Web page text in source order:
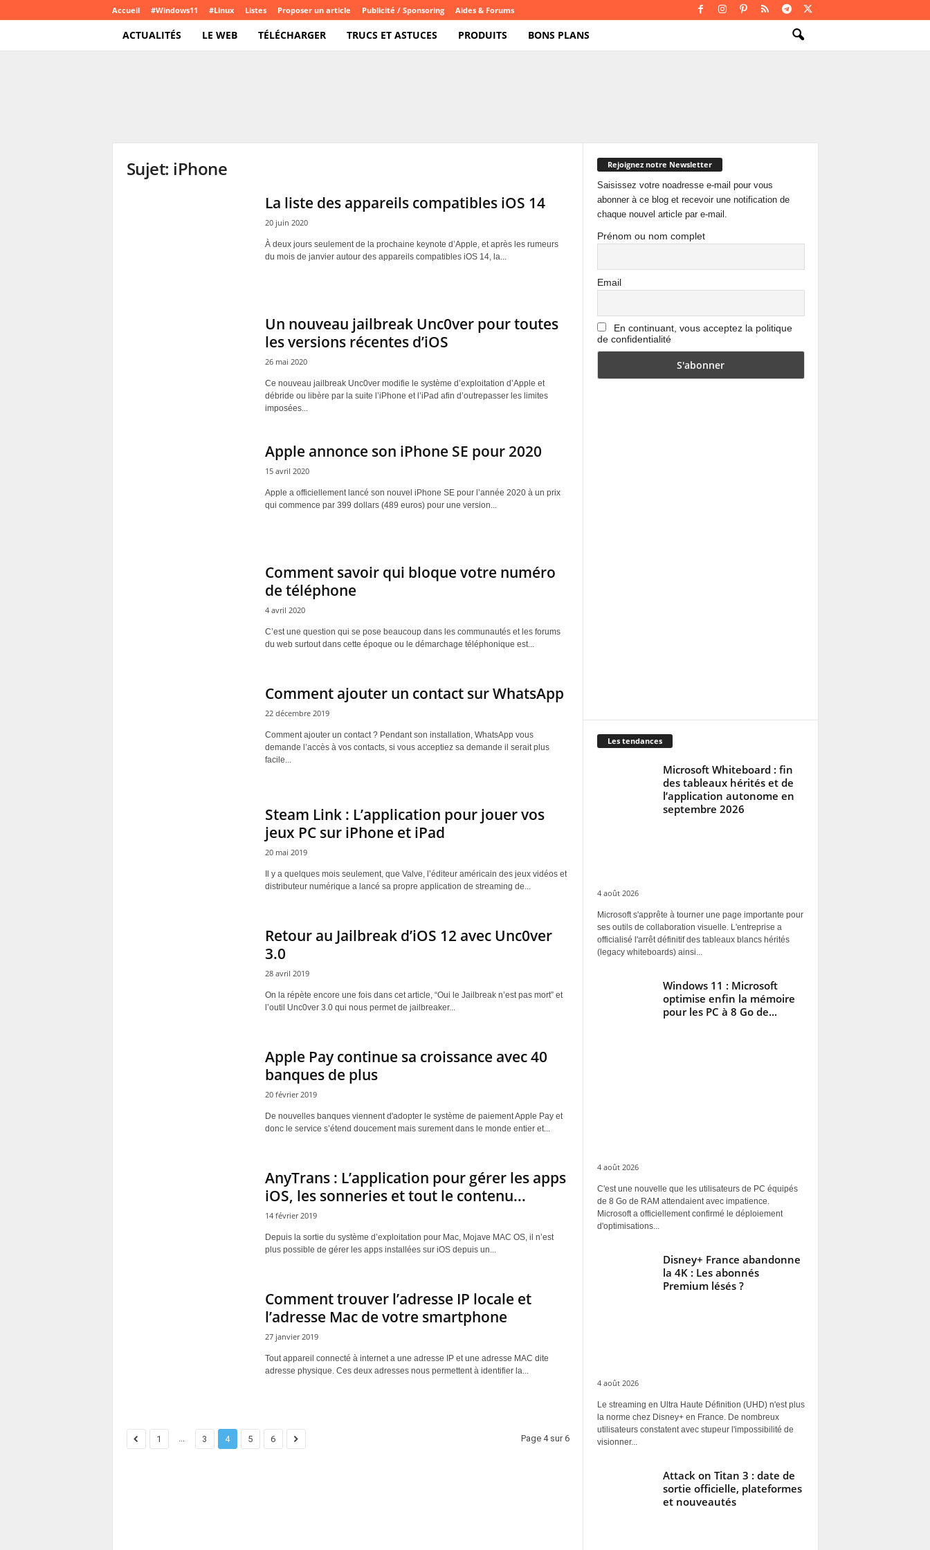
Accueil #Windows11 #Linux Listes Proposer un article Publicité / Sponsoring Aides & Forums
ACTUALITÉS LE WEB TÉLÉCHARGER TRUCS ET ASTUCES PRODUITS BONS PLANS
Sujet: iPhone
La liste des appareils compatibles iOS 14
20 juin 2020
À deux jours seulement de la prochaine keynote d’Apple, et après les rumeurs
du mois de janvier autour des appareils compatibles iOS 14, la...
Un nouveau jailbreak Unc0ver pour toutes
les versions récentes d’iOS
26 mai 2020
Ce nouveau jailbreak Unc0ver modifie le système d’exploitation d’Apple et
débride ou libère par la suite l’iPhone et l’iPad afin d’outrepasser les limites
imposées...
Apple annonce son iPhone SE pour 2020
15 avril 2020
Apple a officiellement lancé son nouvel iPhone SE pour l’année 2020 à un prix
qui commence par 399 dollars (489 euros) pour une version...
Comment savoir qui bloque votre numéro
de téléphone
4 avril 2020
C’est une question qui se pose beaucoup dans les communautés et les forums
du web surtout dans cette époque ou le démarchage téléphonique est...
Comment ajouter un contact sur WhatsApp
22 décembre 2019
Comment ajouter un contact ? Pendant son installation, WhatsApp vous
demande l’accès à vos contacts, si vous acceptiez sa demande il serait plus
facile...
Steam Link : L’application pour jouer vos
jeux PC sur iPhone et iPad
20 mai 2019
Il y a quelques mois seulement, que Valve, l’éditeur américain des jeux vidéos et
distributeur numérique a lancé sa propre application de streaming de...
Retour au Jailbreak d’iOS 12 avec Unc0ver
3.0
28 avril 2019
On la répète encore une fois dans cet article, “Oui le Jailbreak n’est pas mort” et
l’outil Unc0ver 3.0 qui nous permet de jailbreaker...
Apple Pay continue sa croissance avec 40
banques de plus
20 février 2019
De nouvelles banques viennent d'adopter le système de paiement Apple Pay et
donc le service s’étend doucement mais surement dans le monde entier et...
AnyTrans : L’application pour gérer les apps
iOS, les sonneries et tout le contenu...
14 février 2019
Depuis la sortie du système d’exploitation pour Mac, Mojave MAC OS, il n’est
plus possible de gérer les apps installées sur iOS depuis un...
Comment trouver l’adresse IP locale et
l’adresse Mac de votre smartphone
27 janvier 2019
Tout appareil connecté à internet a une adresse IP et une adresse MAC dite
adresse physique. Ces deux adresses nous permettent à identifier la...
1 ... 3 4 5 6 Page 4 sur 6
Rejoignez notre Newsletter
Saisissez votre noadresse e-mail pour vous
abonner à ce blog et recevoir une notification de
chaque nouvel article par e-mail.
Prénom ou nom complet
Email
En continuant, vous acceptez la politique
de confidentialité
Les tendances
Microsoft Whiteboard : fin
des tableaux hérités et de
l’application autonome en
septembre 2026
4 août 2026
Microsoft s'apprête à tourner une page importante pour
ses outils de collaboration visuelle. L'entreprise a
officialisé l'arrêt définitif des tableaux blancs hérités
(legacy whiteboards) ainsi...
Windows 11 : Microsoft
optimise enfin la mémoire
pour les PC à 8 Go de...
4 août 2026
C'est une nouvelle que les utilisateurs de PC équipés
de 8 Go de RAM attendaient avec impatience.
Microsoft a officiellement confirmé le déploiement
d'optimisations...
Disney+ France abandonne
la 4K : Les abonnés
Premium lésés ?
4 août 2026
Le streaming en Ultra Haute Définition (UHD) n'est plus
la norme chez Disney+ en France. De nombreux
utilisateurs constatent avec stupeur l'impossibilité de
visionner...
Attack on Titan 3 : date de
sortie officielle, plateformes
et nouveautés